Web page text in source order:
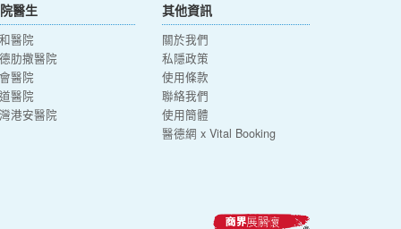
醫生
醫院
肋撒醫院
醫院
醫院
港安醫院
其他資訊
關於我們
私隱政策
使用條款
聯絡我們
使用簡體
醫德網 x Vital Booking